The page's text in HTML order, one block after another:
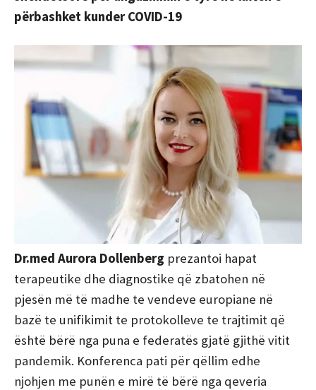
përbashket kunder COVID-19
Dr.med Aurora Dollenberg prezantoi hapat
terapeutike dhe diagnostike që zbatohen në
pjesën më të madhe te vendeve europiane në
bazë te unifikimit te protokolleve te trajtimit që
është bërë nga puna e federatës gjatë gjithë vitit
pandemik. Konferenca pati për qëllim edhe
njohjen me punën e mirë të bërë nga qeveria